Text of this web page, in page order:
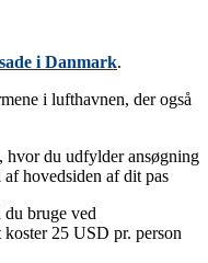
i Danmark.
i lufthavnen, der også
hvor du udfylder ansøgning
hovedsiden af dit pas
du bruge ved
25 USD pr. person